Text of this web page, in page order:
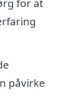
for at
påvirke